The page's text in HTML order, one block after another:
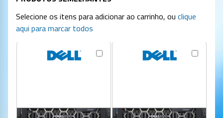
Selecione os itens para adicionar ao carrinho, ou clique
aqui para marcar todos